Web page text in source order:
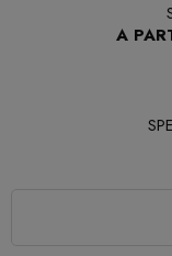
A